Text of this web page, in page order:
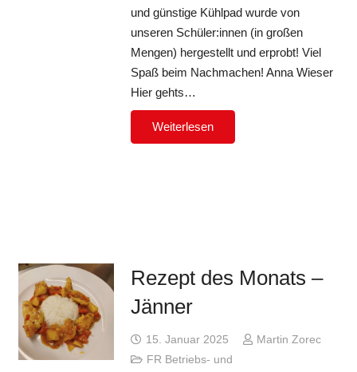
und günstige Kühlpad wurde von
unseren Schüler:innen (in großen
Mengen) hergestellt und erprobt! Viel
Spaß beim Nachmachen! Anna Wieser
Hier gehts…
Weiterlesen
Rezept des Monats –
Jänner
15. Januar 2025
Martin Zorec
FR Betriebs- und